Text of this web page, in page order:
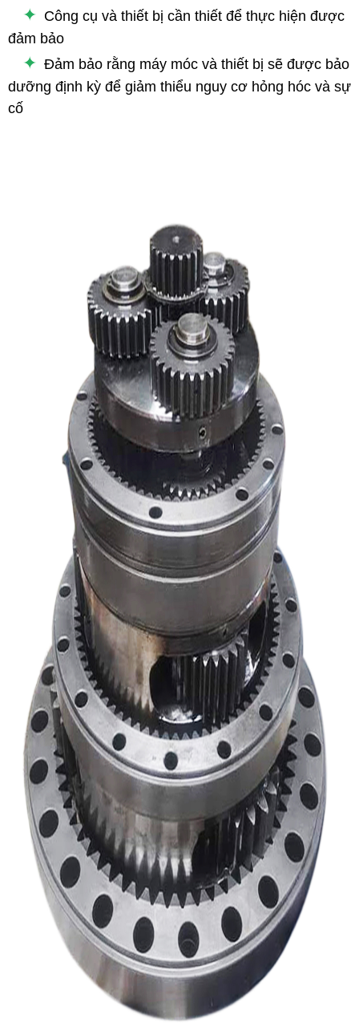
✦ Công cụ và thiết bị cần thiết để thực hiện được
đảm bảo
✦ Đảm bảo rằng máy móc và thiết bị sẽ được bảo
dưỡng định kỳ để giảm thiểu nguy cơ hỏng hóc và sự
cố